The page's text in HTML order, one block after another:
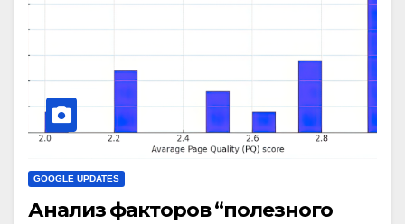
GOOGLE UPDATES
Анализ факторов “полезного